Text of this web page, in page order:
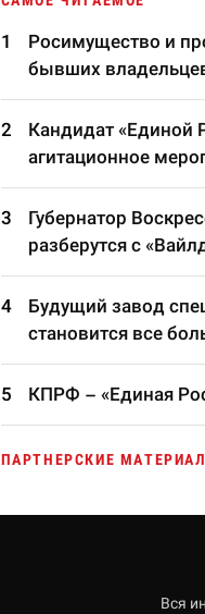
Росимущество и
бывших
Кандидат «Единой
агитационное
Губернатор
разберутся с
Будущий завод
становится все
КПРФ – «Единая
ПАРТНЕРСКИЕ
Вся